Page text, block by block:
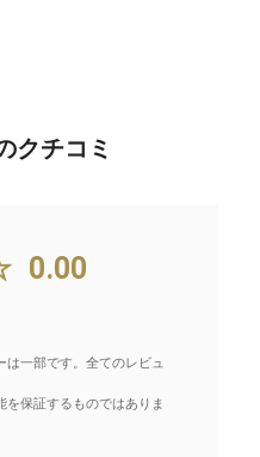
クチコミ
0.00
一部です。全てのレビュ
保証するものではありま